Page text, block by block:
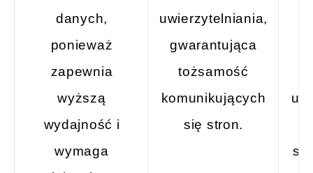
danych,
ponieważ
zapewnia
wyższą
wydajność i
wymaga
uwierzytelniania,
gwarantująca
tożsamość
komunikujących
się stron.